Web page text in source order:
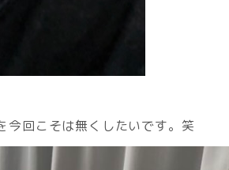
今回こそは無くしたいです。笑